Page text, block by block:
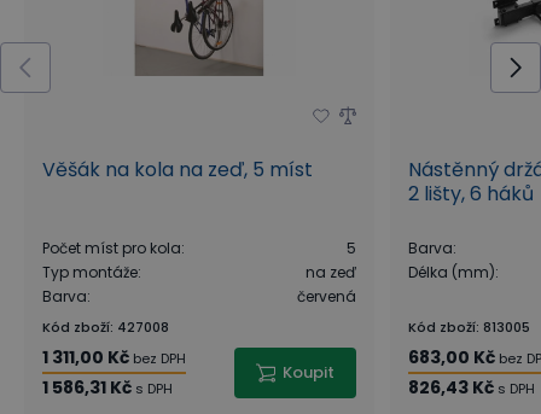
Věšák na kola na zeď, 5 míst
Počet míst pro kola:
5
Typ montáže:
na zeď
Barva: červená
Kód zboží: 427008
1 311,00 Kč bez DPH
1 586,31 Kč s DPH
Koupit
Nástěnný
2 lišty, 6 háků
Barva:
Délka (mm):
Kód zboží: 813005
683,00 Kč bez
826,43 Kč s DPH